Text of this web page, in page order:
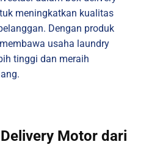
meningkatkan kualitas
Dengan produk
usaha laundry
tinggi dan meraih
Motor dari